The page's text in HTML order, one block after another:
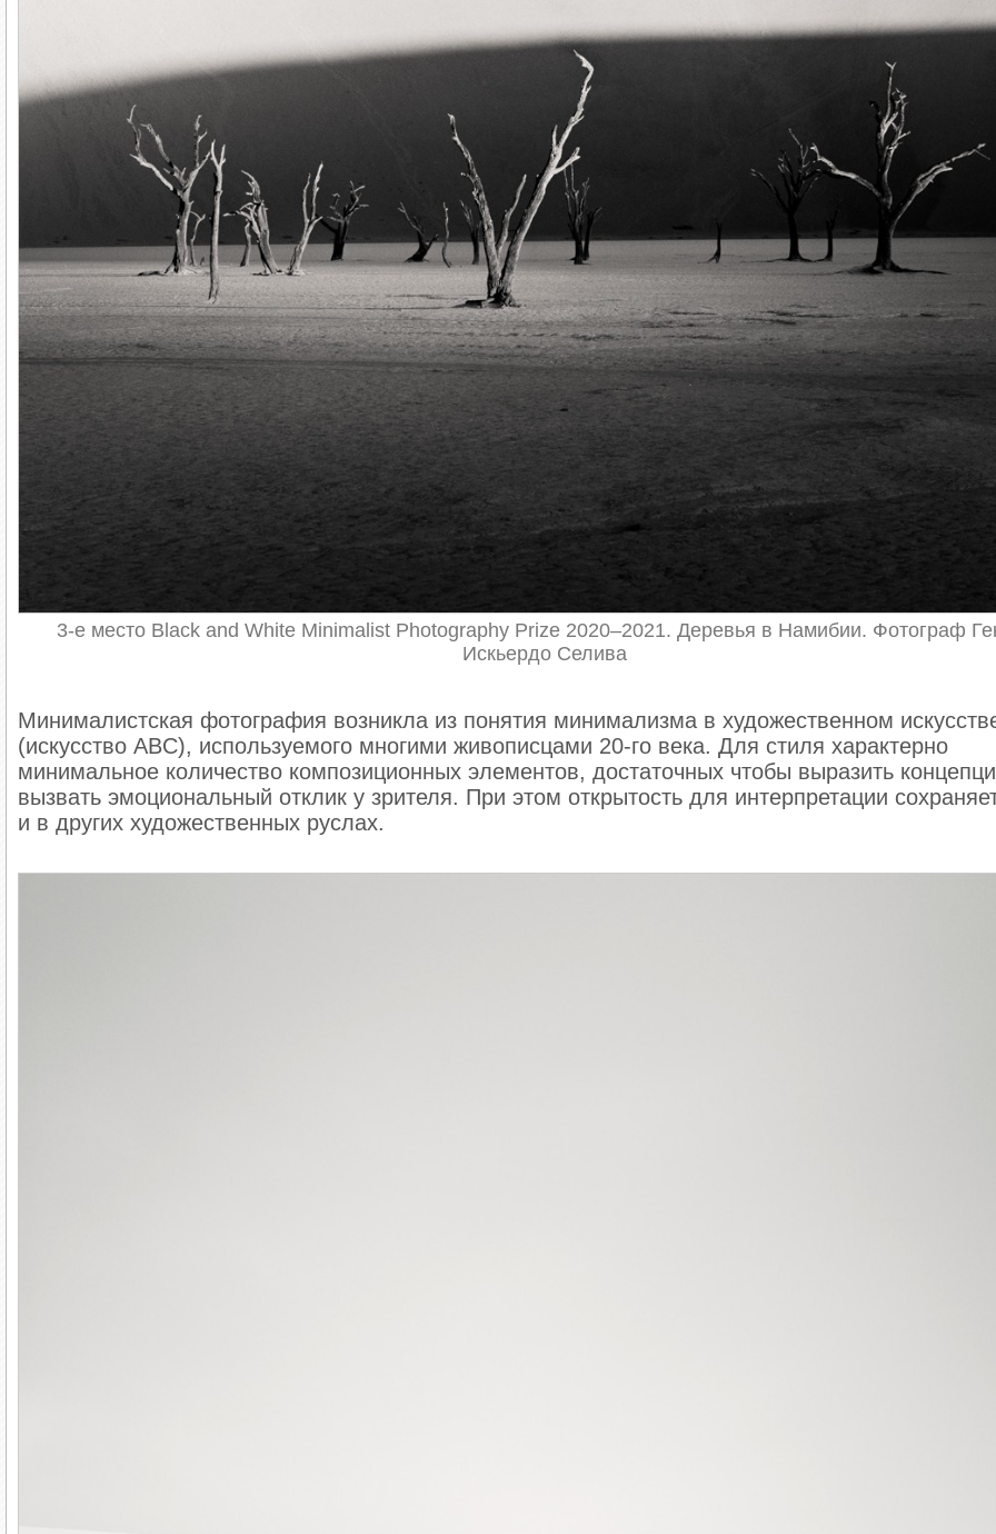
3-е место Black and White Minimalist Photography Prize 2020–2021. Деревья в Намибии. Фотограф
Искьердо Селива
Минималистская фотография возникла из понятия минимализма в художественном
(искусство ABC), используемого многими живописцами 20-го века. Для стиля характерно
минимальное количество композиционных элементов, достаточных чтобы выразить
вызвать эмоциональный отклик у зрителя. При этом открытость для интерпретации
и в других художественных руслах.